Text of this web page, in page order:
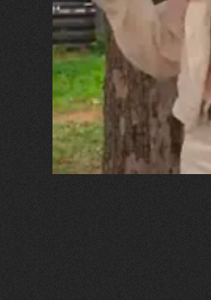
"Хвиля
прозора і
встигла